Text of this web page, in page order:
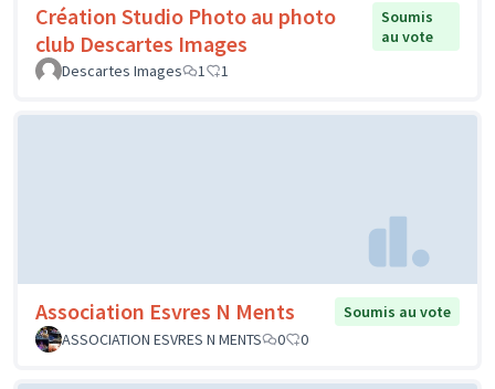
Création Studio Photo au photo
club Descartes Images
Soumis
au vote
Descartes Images
1 1
Association Esvres N Ments
Soumis au vote
ASSOCIATION ESVRES N MENTS
0 0